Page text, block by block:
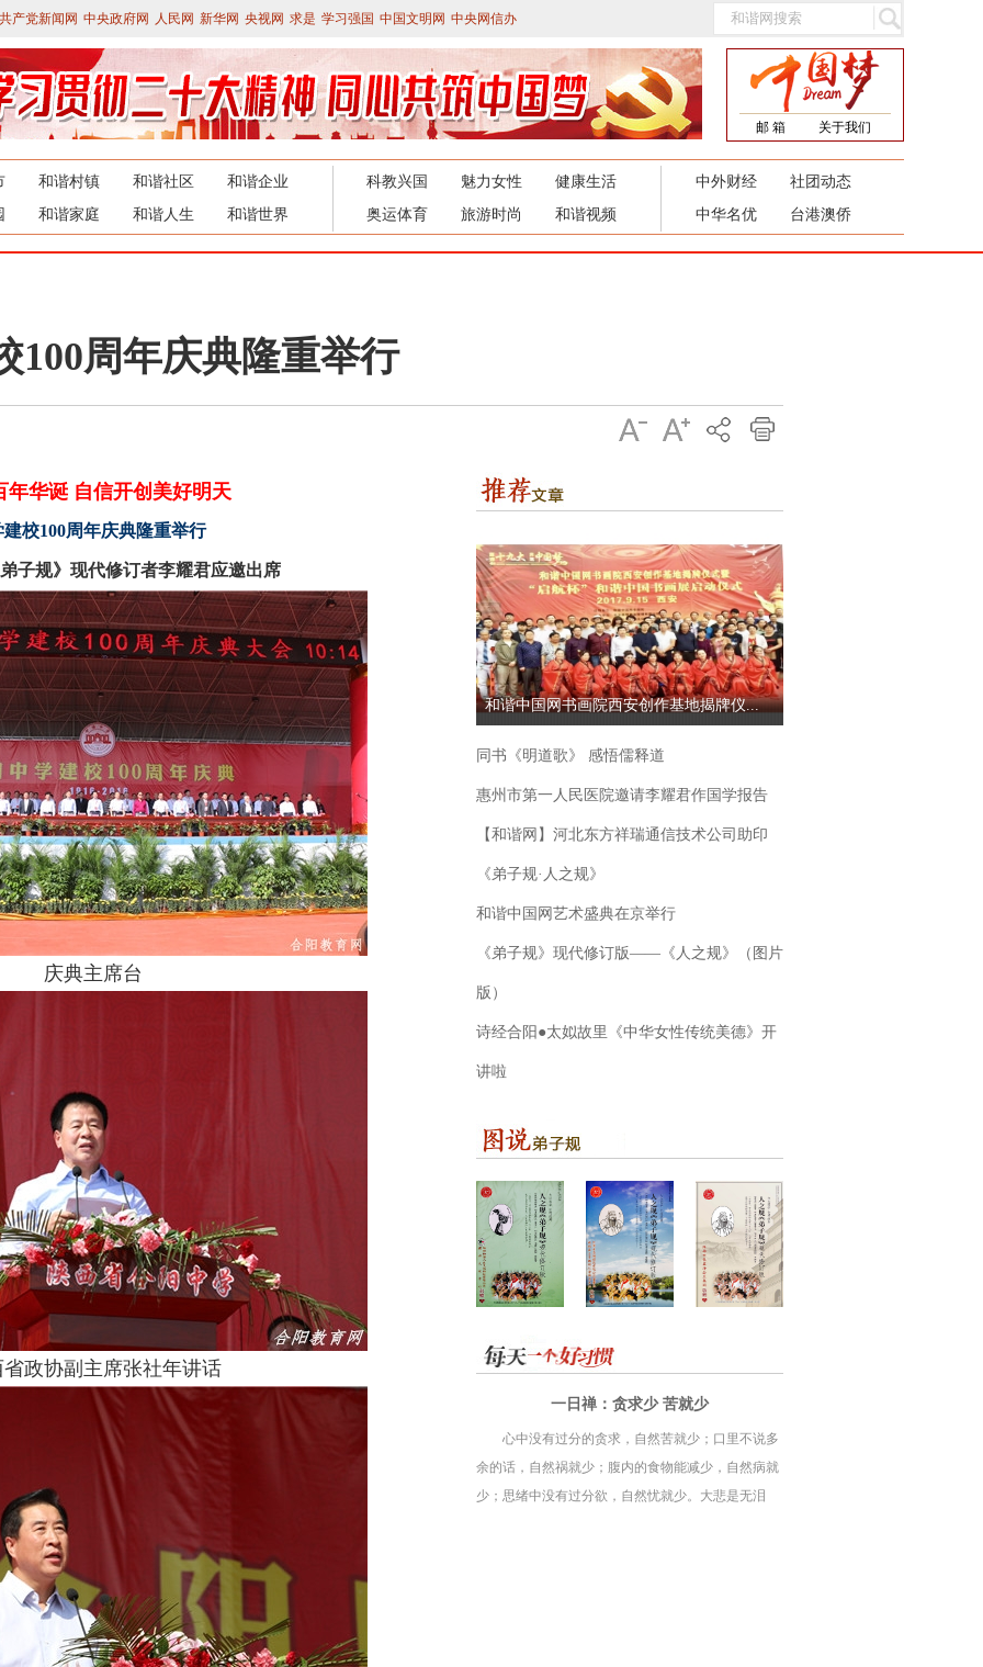
产党新闻网 中央政府网 人民网 新华网 央视网 求是 学习强国 中国文明网 中央网信办
邮 箱 关于我们
和谐村镇 和谐社区
和谐企业
和谐家庭 和谐人生 和谐世界
科教兴国 魅力女性
健康生活
奥运体育
旅游时尚 和谐视频
中外财经
社团动态
中华名优
台港澳侨
100周年庆典隆重举行
年华诞 自信开创美好明天
校100周年庆典隆重举行
子规》现代修订者李耀君应邀出席
庆典主席台
省政协副主席张社年讲话
和谐中国网书画院西安创作基地揭牌仪...
同书《明道歌》 感悟儒释道
惠州市第一人民医院邀请李耀君作国学报告
【和谐网】河北东方祥瑞通信技术公司助印
《弟子规·人之规》
和谐中国网艺术盛典在京举行
《弟子规》现代修订版——《人之规》（图片
版）
诗经合阳●太姒故里《中华女性传统美德》开
讲啦
一日禅：贪求少 苦就少
心中没有过分的贪求，自然苦就少；口里不说多
余的话，自然祸就少；腹内的食物能减少，自然病就
少；思绪中没有过分欲，自然忧就少。大悲是无泪